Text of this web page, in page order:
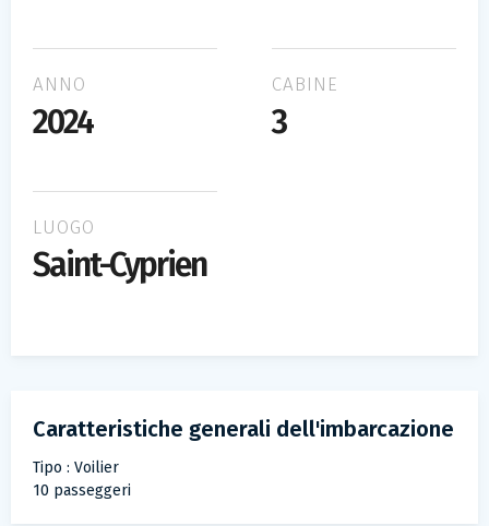
ANNO
2024
CABINE
3
LUOGO
Saint-Cyprien
Caratteristiche generali dell'imbarcazione
Tipo : Voilier
10 passeggeri